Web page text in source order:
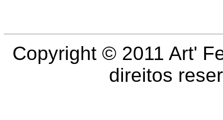
Copyright © 2011 Art'
direitos